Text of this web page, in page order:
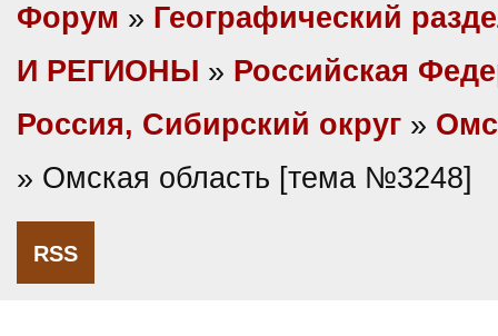
Форум » Географический
И РЕГИОНЫ » Российская
Россия, Сибирский округ »
» Омская область [тема №3248]
RSS